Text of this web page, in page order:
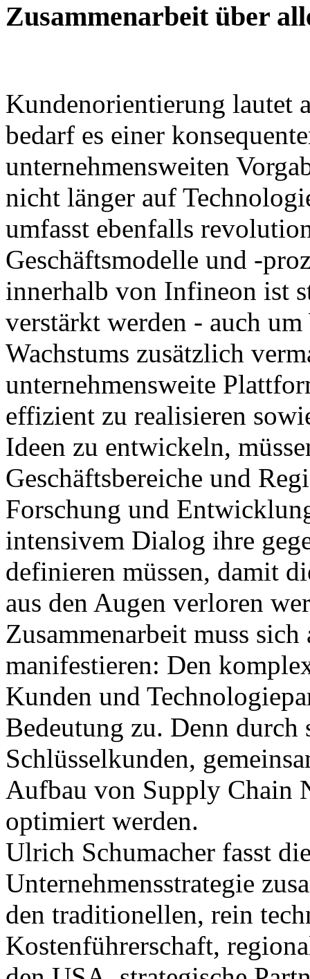
Zusammenarbeit über
Kundenorientierung lautet
bedarf es einer
unternehmensweiten
nicht länger auf
umfasst ebenfalls
Geschäftsmodelle und -
innerhalb von Infineon ist
verstärkt werden - auch
Wachstums zusätzlich
unternehmensweite
effizient zu realisieren
Ideen zu entwickeln,
Geschäftsbereiche und
Forschung und
intensivem Dialog ihre
definieren müssen, damit
aus den Augen verloren
Zusammenarbeit muss
manifestieren: Den
Kunden und
Bedeutung zu. Denn durch
Schlüsselkunden,
Aufbau von Supply Chain
optimiert werden.
Ulrich Schumacher fasst
Unternehmensstrategie
den traditionellen, rein
Kostenführerschaft,